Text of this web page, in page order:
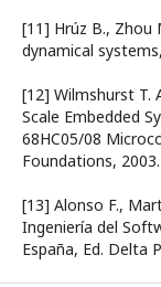
[11] Hrúz B.,
dynamical
[12] Wilmshurst T.
Scale Embedded
68HC05/08
Foundations, 2003.
[13] Alonso F.,
Ingeniería del
España, Ed. Delta